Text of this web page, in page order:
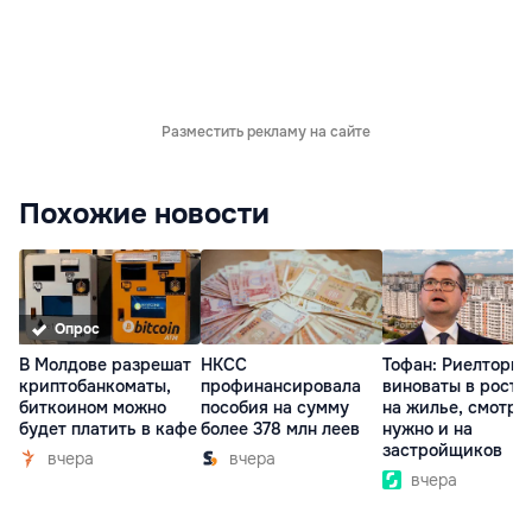
Разместить рекламу на сайте
Похожие новости
Опрос
В Молдове разрешат
криптобанкоматы,
биткоином можно
будет платить в кафе
вчера
НКСС
профинансировала
пособия на сумму
более 378 млн леев
вчера
Тофан: Риелторы
виноваты в росте
на жилье,
нужно и на
застройщиков
вчера